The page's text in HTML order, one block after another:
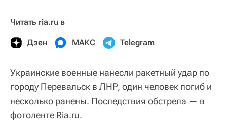
Читать ria.ru в
Дзен МАКС Telegram
Украинские военные нанесли ракетный удар по
городу Перевальск в ЛНР, один человек погиб и
несколько ранены. Последствия обстрела — в
фотоленте Ria.ru.